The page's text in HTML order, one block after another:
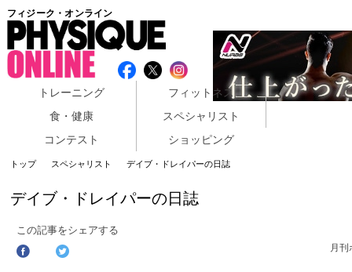
フィジーク・オンライン
トレーニング
フィットネス
食・健康
スペシャリスト
コンテスト
ショッピング
トップ スペシャリスト デイブ・ドレイパーの日誌
デイブ・ドレイパーの日誌
この記事をシェアする
月